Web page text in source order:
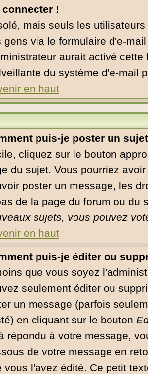
connecter !
mais seuls les
gens via le formulaire d'e-
aurait activé
du système d'e-mail
en haut
puis-je poster un
cliquez sur le bouton
du sujet. Vous pourriez
poster un message, les
de la page du forum ou du
sujets, vous pouvez
en haut
puis-je éditer ou
que vous soyez
seulement éditer ou
un message (parfois
en cliquant sur le bouton
répondu à votre message,
de votre message en
vous l'avez édité. Ce petit